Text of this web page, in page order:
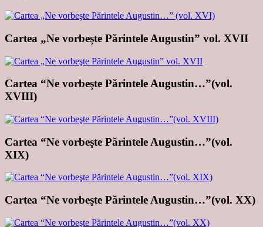
Cartea „Ne vorbeşte Părintele Augustin” vol. XVII
Cartea “Ne vorbeşte Părintele Augustin…”(vol.
XVIII)
Cartea “Ne vorbeşte Părintele Augustin…”(vol.
XIX)
Cartea “Ne vorbeşte Părintele Augustin…”(vol. XX)